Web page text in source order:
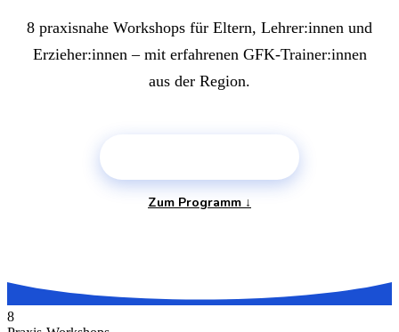
8 praxisnahe Workshops für Eltern, Lehrer:innen und
Erzieher:innen – mit erfahrenen GFK-Trainer:innen
aus der Region.
Zum Programm ↓
8